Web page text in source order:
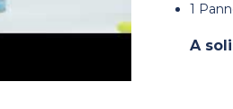
1
A soli